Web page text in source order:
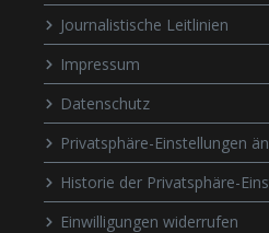
Journalistische Leitlinien
Impressum
Datenschutz
Privatsphäre-Einstellungen
Historie der Privatsphäre-
Einwilligungen widerrufen